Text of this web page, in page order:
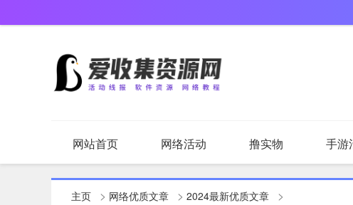
网站首页 网络活动 撸实物 手游
网络优质文章 原创文章
主页 > 网络优质文章 > 2024最新优质文章 >